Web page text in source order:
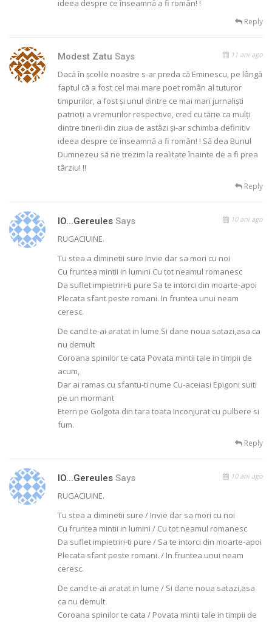
ideea despre ce înseamnă a fi român! !
Reply
Modest Zatu Says 11 ani ago
Dacă în școlile noastre s-ar preda că Eminescu, pe lângă
faptul că a fost cel mai mare poet român al tuturor
timpurilor, a fost și unul dintre ce mai mari jurnaliști
patrioți a vremurilor respective, cred cu tărie ca mulți
dintre tinerii din ziua de astăzi și-ar schimba definitiv
ideea despre ce înseamnă a fi român! ! Să dea Bunul
Dumnezeu să ne trezim la realitate înainte de a fi prea
târziu! !!
Reply
IO...gereules Says 10 ani ago
RUGACIUINE.
Tu stea a diminetii sure Invie dar sa mori cu noi
Cu fruntea mintii in lumini Cu tot neamul romanesc
Da suflet impietriri-ti pure Sa te intorci din moarte-apoi
Plecata sfant peste romani. In fruntea unui neam
ceresc.
De cand te-ai aratat in lume Si dane noua satazi,asa ca
nu demult
Coroana spinilor te cata Povata mintii tale in timpii de
acum,
Dar ai ramas cu sfantu-ti nume Cu-aceiasi Epigoni suiti
pe un mormant
Etern pe Golgota din tara toata Inconjurat cu pulbere si
fum.
Reply
IO...gereules Says 10 ani ago
RUGACIUINE.
Tu stea a diminetii sure / Invie dar sa mori cu noi
Cu fruntea mintii in lumini / Cu tot neamul romanesc
Da suflet impietriri-ti pure / Sa te intorci din moarte-apoi
Plecata sfant peste romani. / In fruntea unui neam
ceresc.
De cand te-ai aratat in lume / Si dane noua satazi,asa
ca nu demult
Coroana spinilor te cata / Povata mintii tale in timpii de